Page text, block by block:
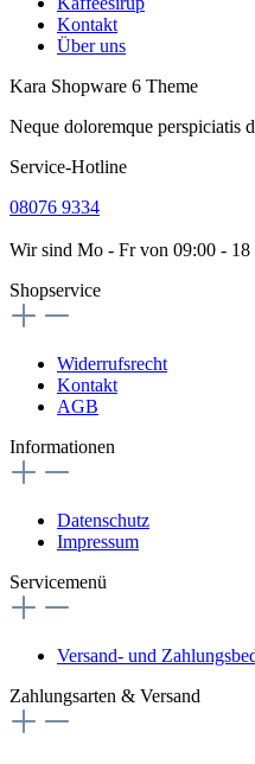
Kontakt
Über uns
Kara Shopware 6 Theme
Neque doloremque perspiciatis
Service-Hotline
08076 9334
Wir sind Mo - Fr von 09:00 -
Shopservice
Widerrufsrecht
Kontakt
AGB
Informationen
Datenschutz
Impressum
Servicemenü
Versand- und
Zahlungsarten & Versand